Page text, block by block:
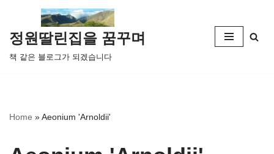
콘
텐
츠
뛰
정원딸린집을 꿈꾸며
책 같은 블로그가 되겠습니다
Home »Aeonium 'Arnoldii'